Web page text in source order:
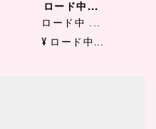
ロード中...
ロード中 ...
¥ ロード中...